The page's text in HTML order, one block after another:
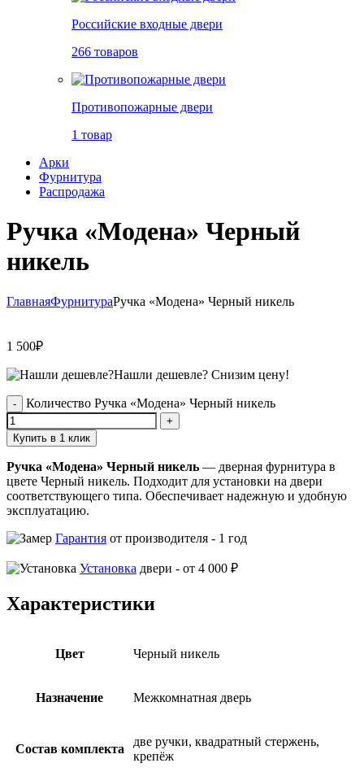
Российские входные двери
266 товаров
Противопожарные двери
1 товар
Арки
Фурнитура
Распродажа
Ручка «Модена» Черный
никель
ГлавнаяФурнитураРучка «Модена» Черный никель
1 500₽
Нашли дешевле? Снизим цену!
Количество Ручка «Модена» Черный никель
Купить в 1 клик
Ручка «Модена» Черный никель — дверная фурнитура в
цвете Черный никель. Подходит для установки на двери
соответствующего типа. Обеспечивает надежную и удобную
эксплуатацию.
Гарантия от производителя - 1 год
Установка двери - от 4 000 ₽
Характеристики
Цвет Черный никель
Назначение Межкомнатная дверь
Состав комплекта
две ручки, квадратный стержень,
крепёж